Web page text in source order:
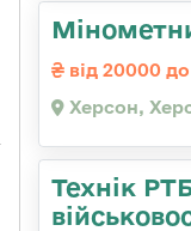
від 20000
Херсон,
Технік